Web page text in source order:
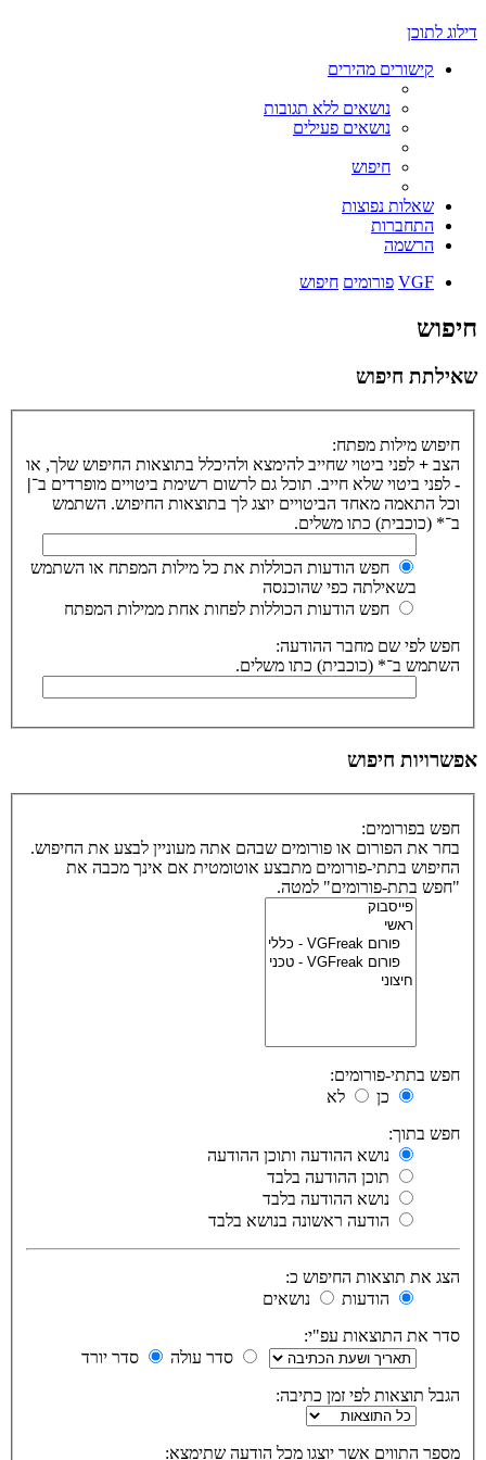
דילוג לתוכן
קישורים מהירים
נושאים ללא תגובות
נושאים פעילים
חיפוש
שאלות נפוצות
התחברות
הרשמה
VGF פורומים חיפוש
חיפוש
שאילתת חיפוש
חיפוש מילות מפתח:
הצב + לפני ביטוי שחייב להימצא ולהיכלל בתוצאות החיפוש שלך, או
- לפני ביטוי שלא חייב. תוכל גם לרשום רשימת ביטויים מופרדים ב־|
וכל התאמה מאחד הביטויים יוצג לך בתוצאות החיפוש. השתמש
ב־* (כוכבית) כתו משלים.
חפש הודעות הכוללות את כל מילות המפתח או השתמש
בשאילתה כפי שהוכנסה
חפש הודעות הכוללות לפחות אחת ממילות המפתח
חפש לפי שם מחבר ההודעה:
השתמש ב־* (כוכבית) כתו משלים.
אפשרויות חיפוש
חפש בפורומים:
בחר את הפורום או פורומים שבהם אתה מעוניין לבצע את החיפוש.
החיפוש בתתי-פורומים מתבצע אוטומטית אם אינך מכבה את
"חפש בתת-פורומים" למטה.
חפש בתתי-פורומים:
כן
לא
חפש בתוך:
נושא ההודעה ותוכן ההודעה
תוכן ההודעה בלבד
נושא ההודעה בלבד
הודעה ראשונה בנושא בלבד
הצג את תוצאות החיפוש כ:
הודעות
נושאים
סדר את התוצאות עפ"י:
סדר עולה
סדר יורד
הגבל תוצאות לפי זמן כתיבה:
מספר התווים אשר יוצגו מכל הודעה שתימצא: